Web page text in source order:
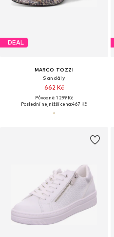
DEAL
MARCO TOZZI
Sandály
662 Kč
Původně: 1 299 Kč
Poslední nejnižší cena:467 Kč